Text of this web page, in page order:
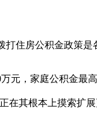
房公积金政策是
，家庭公积金最
在其根本上摸索扩